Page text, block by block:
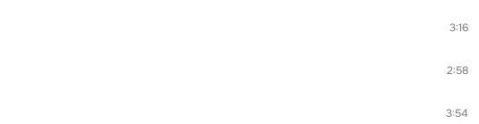
3:16
2:58
3:54